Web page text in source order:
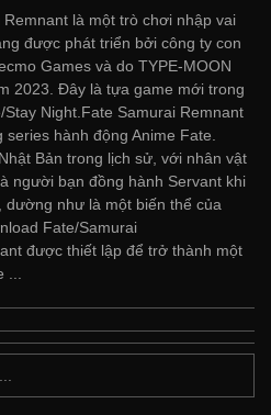
Remnant là một trò chơi nhập vai
được phát triển bởi công ty con
Games và do TYPE-MOON
2023. Đây là tựa game mới trong
Night.Fate Samurai Remnant
hành động Anime Fate.
Bản trong lịch sử, với nhân vật
người bạn đồng hành Servant khi
dường như là một biến thể của
Fate/Samurai
được thiết lập để trở thành một